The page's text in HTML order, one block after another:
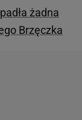
żadna
Brzęczka